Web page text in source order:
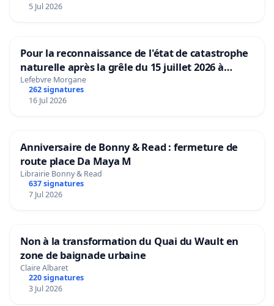
5 Jul 2026
Pour la reconnaissance de l'état de catastrophe
naturelle après la grêle du 15 juillet 2026 à
Aubenas et ses alentours
Lefebvre Morgane
262 signatures
16 Jul 2026
Anniversaire de Bonny & Read : fermeture de
route place Da Maya M
Librairie Bonny & Read
637 signatures
7 Jul 2026
Non à la transformation du Quai du Wault en
zone de baignade urbaine
Claire Albaret
220 signatures
3 Jul 2026